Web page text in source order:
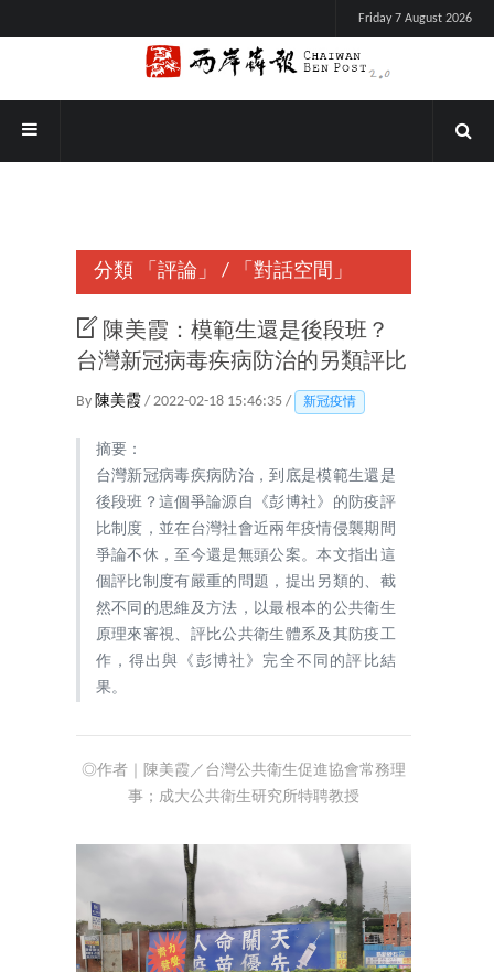
Friday 7 August 2026
分類 「評論」 / 「對話空間」
陳美霞：模範生還是後段班？
台灣新冠病毒疾病防治的另類評比
By 陳美霞 / 2022-02-18 15:46:35 / 新冠疫情
摘要：
台灣新冠病毒疾病防治，到底是模範生還是
後段班？這個爭論源自《彭博社》的防疫評
比制度，並在台灣社會近兩年疫情侵襲期間
爭論不休，至今還是無頭公案。本文指出這
個評比制度有嚴重的問題，提出另類的、截
然不同的思維及方法，以最根本的公共衛生
原理來審視、評比公共衛生體系及其防疫工
作，得出與《彭博社》完全不同的評比結
果。
◎作者｜陳美霞／台灣公共衛生促進協會常務理
事；成大公共衛生研究所特聘教授